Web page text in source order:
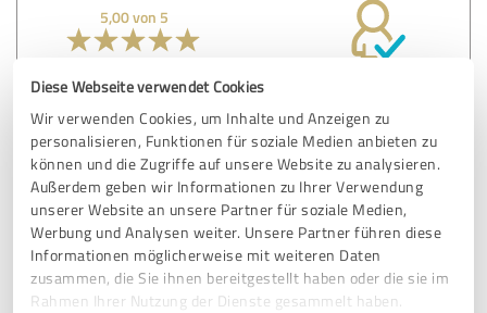
Diese Webseite verwendet Cookies
Wir verwenden Cookies, um Inhalte und Anzeigen zu
personalisieren, Funktionen für soziale Medien anbieten zu
können und die Zugriffe auf unsere Website zu analysieren.
Außerdem geben wir Informationen zu Ihrer Verwendung
unserer Website an unsere Partner für soziale Medien,
Werbung und Analysen weiter. Unsere Partner führen diese
Informationen möglicherweise mit weiteren Daten
zusammen, die Sie ihnen bereitgestellt haben oder die sie im
Rahmen Ihrer Nutzung der Dienste gesammelt haben.
5,00 von 5
Anstandslos kann ich volle fünf Sterne geben.
Seit drei Jahren bin ich bei Coach Marc im Training und
rund drum gut aufgehoben .
Ein sympathischer, ehrgeiziger Mensch, der mich auf jeden
Fall zum positiven umgekrempelt hat. Mach weiter so!
Erfahrungsbericht & Bewertung zu: